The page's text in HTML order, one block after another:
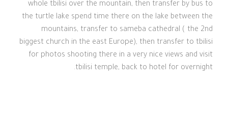
whole tbilisi over the mountain, then transfer by bus to
the turtle lake spend time there on the lake between the
mountains, transfer to sameba cathedral ( the 2nd
biggest church in the east Europe), then transfer to tbilisi
for photos shooting there in a very nice views and visit
tbilisi temple, back to hotel for overnight.